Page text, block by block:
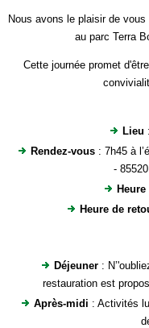
Nous avons le plaisir de
au parc Terra
Cette journée promet
Lieu
Rendez-vous : 7h45 à
-
Heure de
Déjeuner:
restauration est
Après-midi : Activités